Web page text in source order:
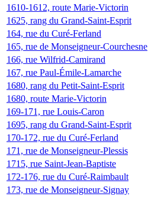
1610-1612, route Marie-Victorin
1625, rang du Grand-Saint-Esprit
164, rue du Curé-Ferland
165, rue de Monseigneur-Courchesne
166, rue Wilfrid-Camirand
167, rue Paul-Émile-Lamarche
1680, rang du Petit-Saint-Esprit
1680, route Marie-Victorin
169-171, rue Louis-Caron
1695, rang du Grand-Saint-Esprit
170-172, rue du Curé-Ferland
171, rue de Monseigneur-Plessis
1715, rue Saint-Jean-Baptiste
172-176, rue du Curé-Raimbault
173, rue de Monseigneur-Signay